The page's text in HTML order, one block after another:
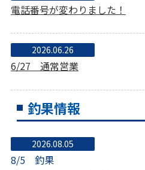
電話番号が変わりました！
2026.06.26
6/27 通常営業
釣果情報
2026.08.05
8/5 釣果